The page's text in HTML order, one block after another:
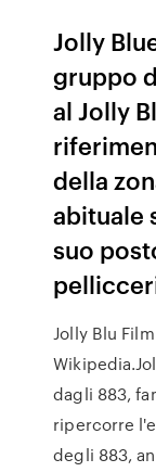
Jolly
gruppo
al Jolly
della
abituale
suo
Jolly Blu
dagli 883,
ripercorre
degli 883,